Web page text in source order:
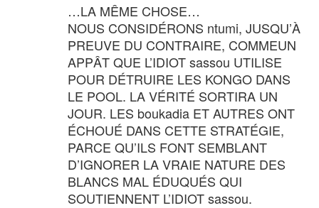
…LA MÊME CHOSE…
NOUS CONSIDÉRONS ntumi, JUSQU’À
PREUVE DU CONTRAIRE, COMMEUN
APPÂT QUE L’IDIOT sassou UTILISE
POUR DÉTRUIRE LES KONGO DANS
LE POOL. LA VÉRITÉ SORTIRA UN
JOUR. LES boukadia ET AUTRES ONT
ÉCHOUÉ DANS CETTE STRATÉGIE,
PARCE QU’ILS FONT SEMBLANT
D’IGNORER LA VRAIE NATURE DES
BLANCS MAL ÉDUQUÉS QUI
SOUTIENNENT L’IDIOT sassou.